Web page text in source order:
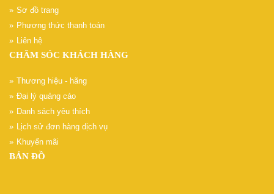
Sơ đồ trang
Phương thức thanh toán
Liên hệ
CHĂM SÓC KHÁCH HÀNG
Thương hiệu - hãng
Đại lý quảng cáo
Danh sách yêu thích
Lịch sử đơn hàng dịch vụ
Khuyến mãi
BẢN ĐỒ